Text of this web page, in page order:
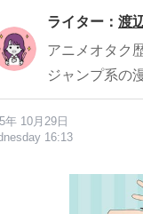
ライター： 渡
アニメオタク
ジャンプ系の
年 10月29日
16:13